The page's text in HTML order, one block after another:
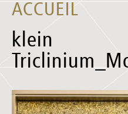
ACCUEIL
klein